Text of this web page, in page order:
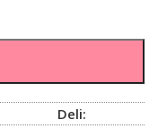
Deli: